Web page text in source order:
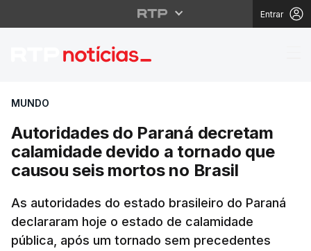
Entrar
Autoridades do
MUNDO
Autoridades do Paraná decretam
calamidade devido a tornado que
causou seis mortos no Brasil
As autoridades do estado brasileiro do Paraná
declararam hoje o estado de calamidade
pública, após um tornado sem precedentes